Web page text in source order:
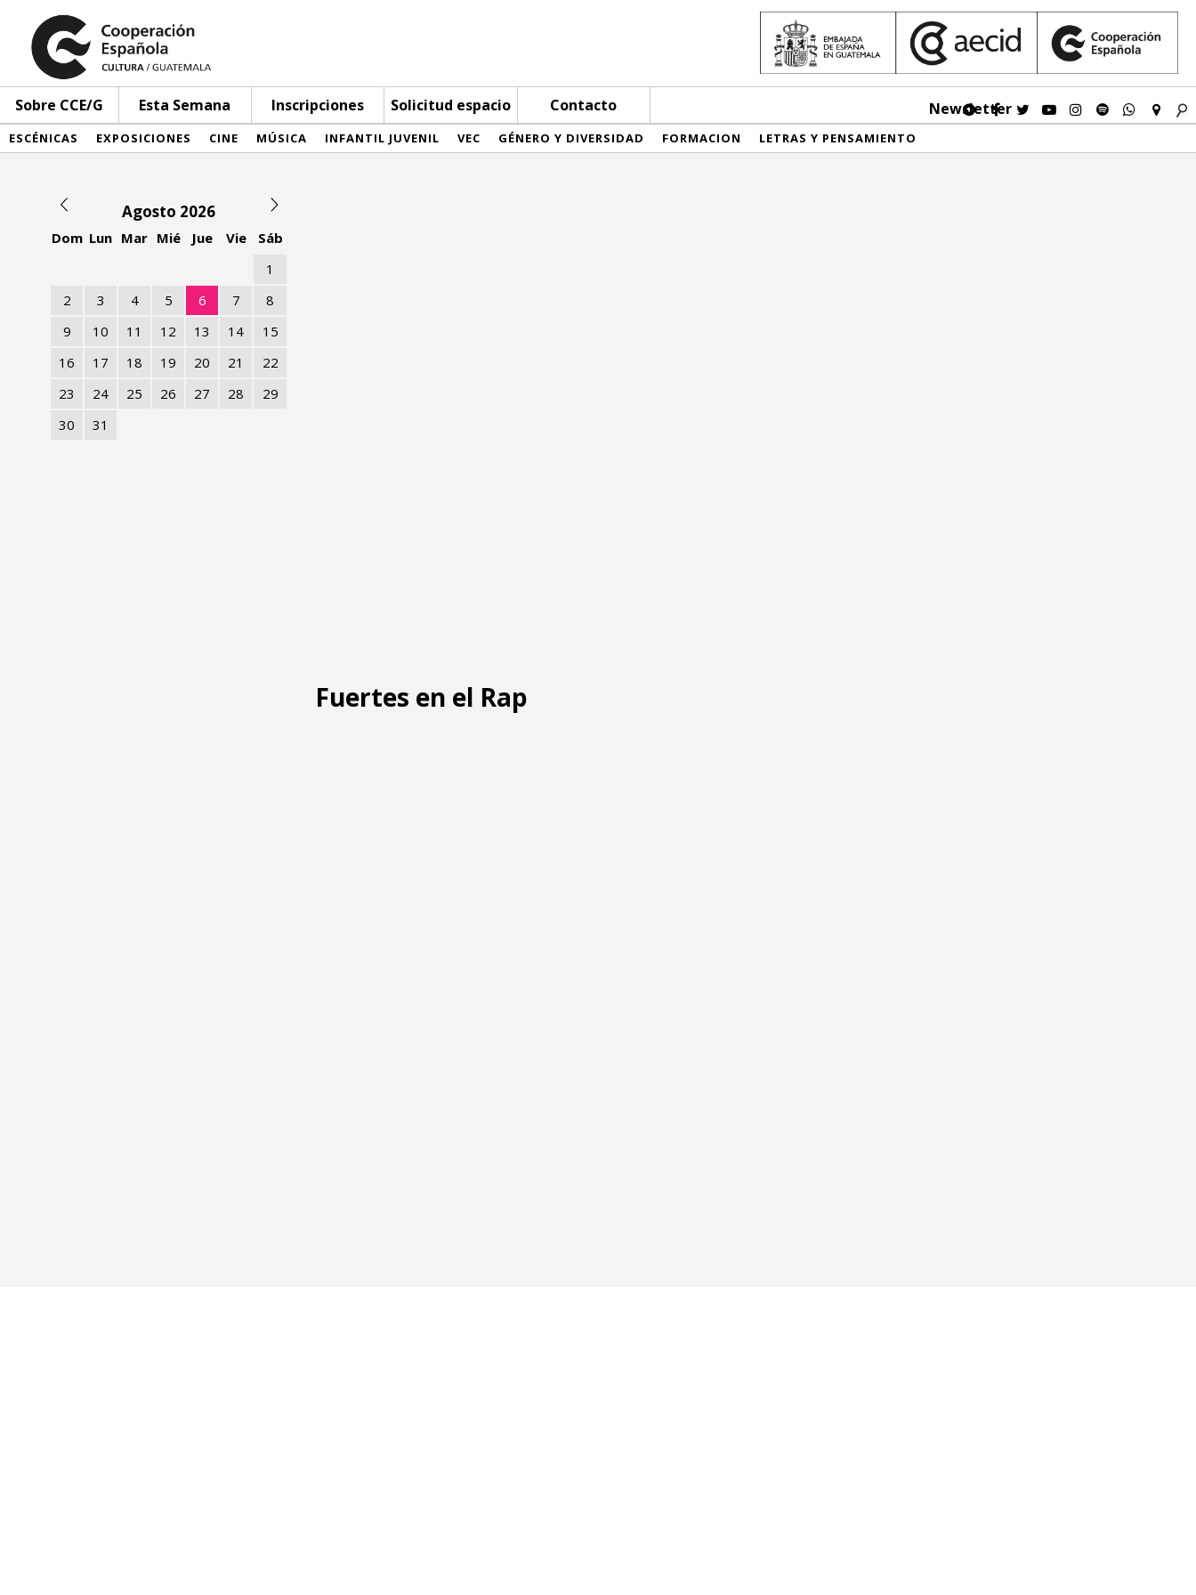
Sobre CCE/G Esta Semana Inscripciones Solicitud espacio Contacto Newsletter
ESCÉNICAS EXPOSICIONES CINE MÚSICA INFANTIL JUVENIL VEC GÉNERO Y DIVERSIDAD FORMACION LETRAS Y PENSAMIENTO
Agosto 2026
Dom Lun Mar Mié Jue Vie
Sáb
1
2
3 4 5 6 7
8
9
10 11 12 13 14
15
16
17 18 19 20 21
22
23
24 25 26 27 28
29
30
31
Fuertes en el Rap